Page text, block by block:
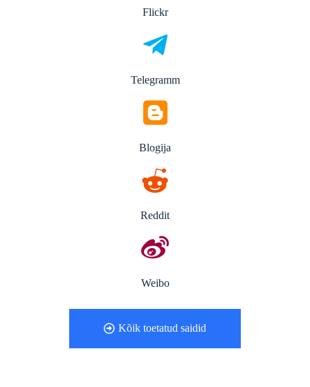
Flickr
Telegramm
Blogija
Reddit
Weibo
Kõik toetatud saidid